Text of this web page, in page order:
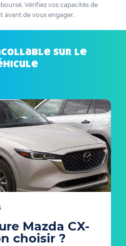
Vérifiez vos capacités de
avant de vous engager.
sur le
Mazda CX-
choisir ?